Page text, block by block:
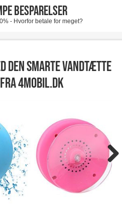
BESPARELSER
- Hvorfor betale for meget?
den smarte vandtætte
4mobil.dk